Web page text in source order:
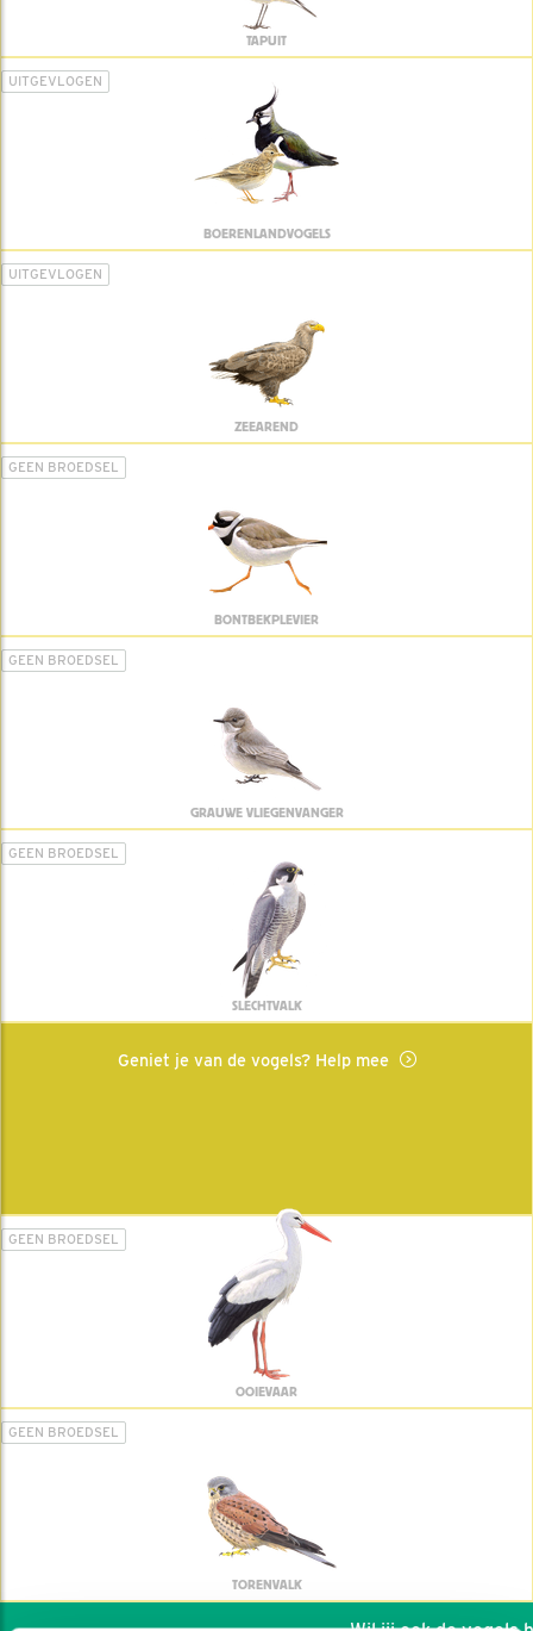
TAPUIT
UITGEVLOGEN
BOERENLANDVOGELS
UITGEVLOGEN
ZEEAREND
GEEN BROEDSEL
BONTBEKPLEVIER
GEEN BROEDSEL
GRAUWE VLIEGENVANGER
GEEN BROEDSEL
SLECHTVALK
Geniet je van de vogels? Help mee
GEEN BROEDSEL
OOIEVAAR
GEEN BROEDSEL
TORENVALK